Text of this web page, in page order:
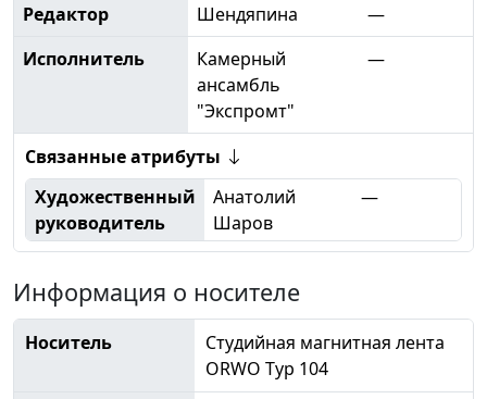
Редактор
Шендяпина
—
Исполнитель
Камерный
ансамбль
"Экспромт"
—
Связанные атрибуты
Художественный
руководитель
Анатолий
Шаров
—
Информация о носителе
Носитель
Студийная магнитная лента
ORWO Typ 104